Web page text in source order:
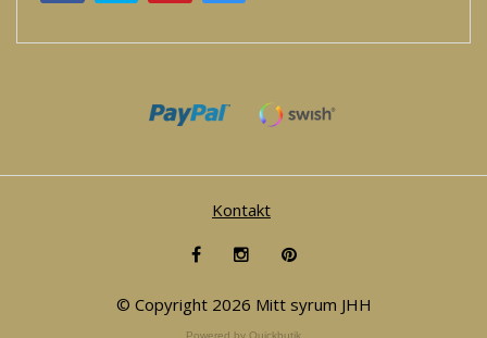
Kontakt
© Copyright 2026 Mitt syrum JHH